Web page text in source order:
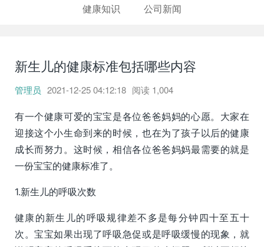
健康知识 公司新闻
新生儿的健康标准包括哪些内容
管理员 2021-12-25 04:12:18 阅读 1,004
有一个健康可爱的宝宝是各位爸爸妈妈的心愿。大家在
迎接这个小生命到来的时候，也在为了孩子以后的健康
成长而努力。这时候，相信各位爸爸妈妈最需要的就是
一份宝宝的健康标准了。
1.新生儿的呼吸次数
健康的新生儿的呼吸规律差不多是每分钟四十至五十
次。宝宝如果出现了呼吸急促或是呼吸缓慢的现象，就